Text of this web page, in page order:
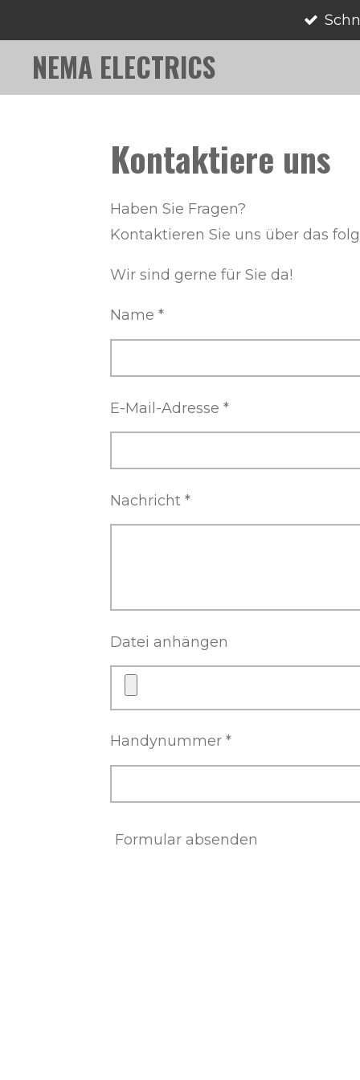
springen
NEMA ELECTRICS
Kontaktiere uns
Haben Sie Fragen?
Kontaktieren Sie uns über das
Wir sind gerne für Sie da!
Name *
E-Mail-Adresse *
Nachricht *
Datei anhängen
Handynummer *
Formular absenden